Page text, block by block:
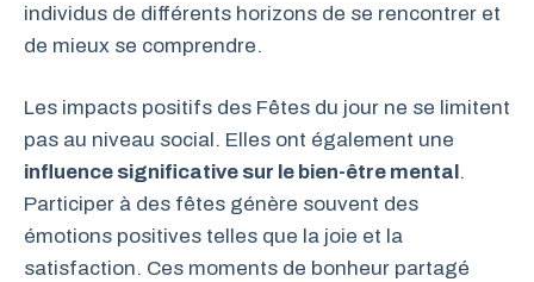
individus de différents horizons de se rencontrer et
de mieux se comprendre.
Les impacts positifs des Fêtes du jour ne se limitent
pas au niveau social. Elles ont également une
influence significative sur le bien-être mental .
Participer à des fêtes génère souvent des
émotions positives telles que la joie et la
satisfaction. Ces moments de bonheur partagé